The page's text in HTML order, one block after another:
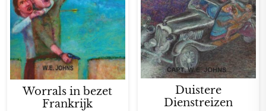
Worrals in bezet
Frankrijk
Duistere
Dienstreizen